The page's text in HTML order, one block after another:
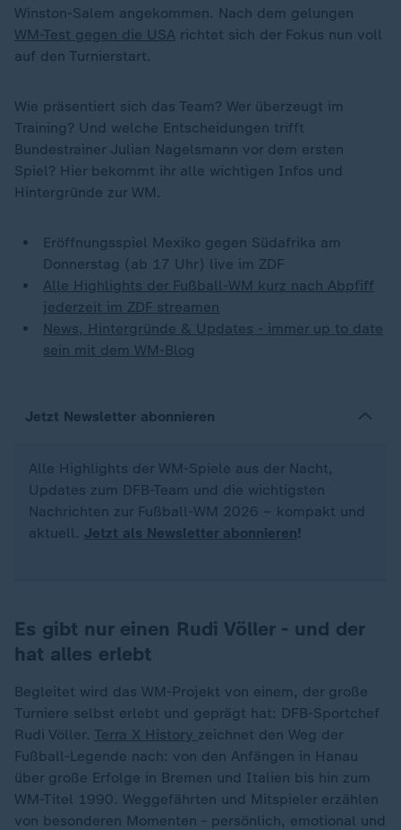
Winston-Salem angekommen. Nach dem gelungen
WM-Test gegen die USA richtet sich der Fokus nun voll
auf den Turnierstart.
Wie präsentiert sich das Team? Wer überzeugt im
Training? Und welche Entscheidungen trifft
Bundestrainer Julian Nagelsmann vor dem ersten
Spiel? Hier bekommt ihr alle wichtigen Infos und
Hintergründe zur WM.
Eröffnungsspiel Mexiko gegen Südafrika am
Donnerstag (ab 17 Uhr) live im ZDF
Alle Highlights der Fußball-WM kurz nach Abpfiff
jederzeit im ZDF streamen
News, Hintergründe & Updates - immer up to date
sein mit dem WM-Blog
Jetzt Newsletter abonnieren
Alle Highlights der WM-Spiele aus der Nacht,
Updates zum DFB-Team und die wichtigsten
Nachrichten zur Fußball-WM 2026 – kompakt und
aktuell. Jetzt als Newsletter abonnieren!
Es gibt nur einen Rudi Völler - und der
hat alles erlebt
Begleitet wird das WM-Projekt von einem, der große
Turniere selbst erlebt und geprägt hat: DFB-Sportchef
Rudi Völler. Terra X History zeichnet den Weg der
Fußball-Legende nach: von den Anfängen in Hanau
über große Erfolge in Bremen und Italien bis hin zum
WM-Titel 1990. Weggefährten und Mitspieler erzählen
von besonderen Momenten - persönlich, emotional und